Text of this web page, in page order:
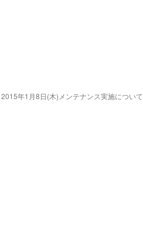
2015年1月8日(木)メンテナンス実施について